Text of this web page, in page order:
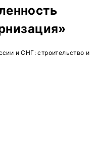
Новости
Техника и
и СНГ: строительство и